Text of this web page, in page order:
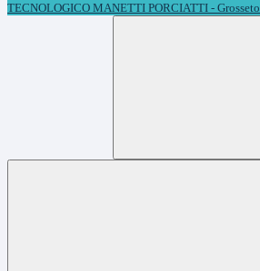
TECNOLOGICO MANETTI PORCIATTI - Grosseto